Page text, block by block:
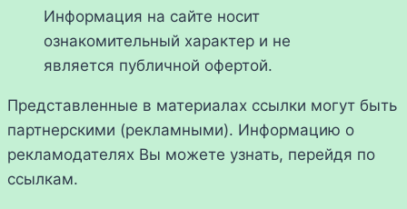
Информация на сайте носит
ознакомительный характер и не
является публичной офертой.
Представленные в материалах ссылки могут быть
партнерскими (рекламными). Информацию о
рекламодателях Вы можете узнать, перейдя по
ссылкам.